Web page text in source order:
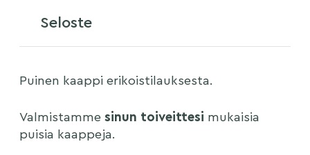
Seloste
Puinen kaappi erikoistilauksesta.
Valmistamme sinun toiveittesi mukaisia
puisia kaappeja.